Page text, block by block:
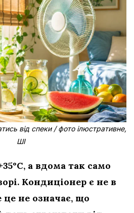
від спеки / фото ілюстративне,
ШІ
а вдома так само
Кондиціонер є не в
це не означає, що